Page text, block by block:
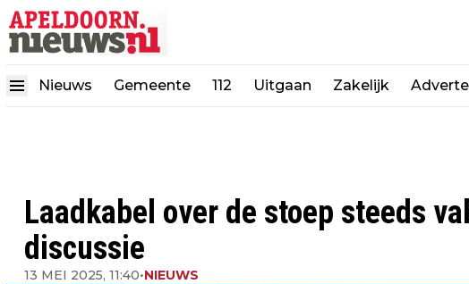
Nieuws Gemeente 112 Uitgaan Zakelijk
Laadkabel over de stoep steeds
discussie
13 MEI 2025, 11:40•NIEUWS